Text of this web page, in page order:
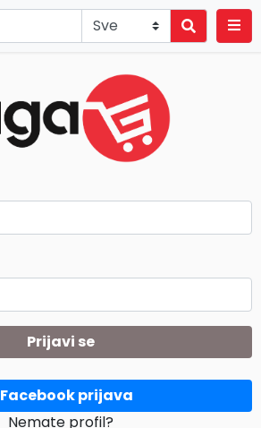
Prijavi se
Facebook prijava
Nemate profil?